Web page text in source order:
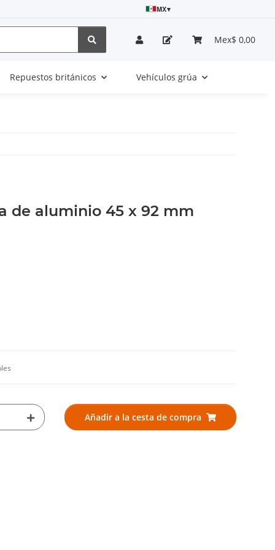
MX▾
Mex$ 0,00
Repuestos británicos Vehículos grúa
de aluminio 45 x 92 mm
Añadir a la cesta de compra